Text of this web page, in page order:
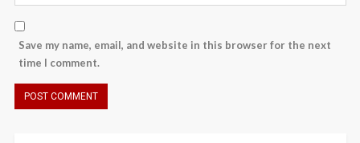
Save my name, email, and website in this browser for the next
time I comment.